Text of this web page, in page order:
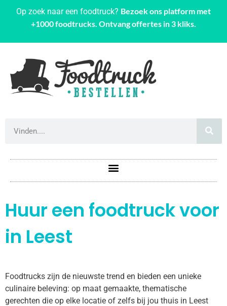
Op zoek naar een foodtruck? Bezoek ons platform met
+1000 foodtrucks. Ontvang offertes in 3 kliks.
Huur een foodtruck voor
in Leest
Foodtrucks zijn de nieuwste trend en bieden een unieke
culinaire beleving: op maat gemaakte, thematische
gerechten die op elke locatie of zelfs bij jou thuis in Leest